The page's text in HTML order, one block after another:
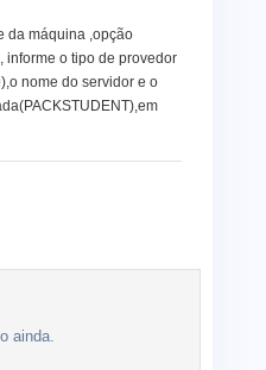
da máquina ,opção
informe o tipo de provedor
nome do servidor e o
ainda.